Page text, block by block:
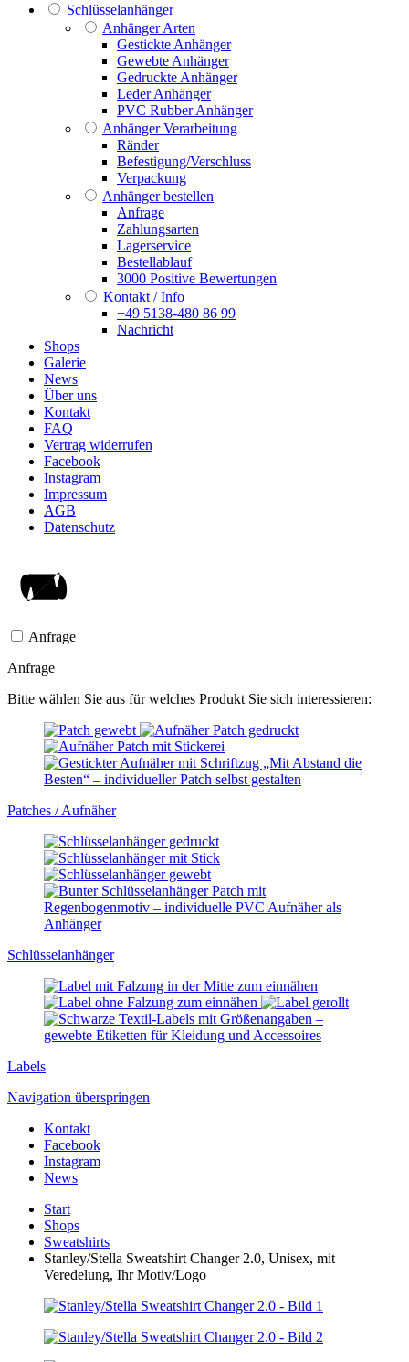
Schlüsselanhänger
Anhänger Arten
Gestickte Anhänger
Gewebte Anhänger
Gedruckte Anhänger
Leder Anhänger
PVC Rubber Anhänger
Anhänger Verarbeitung
Ränder
Befestigung/Verschluss
Verpackung
Anhänger bestellen
Anfrage
Zahlungsarten
Lagerservice
Bestellablauf
3000 Positive Bewertungen
Kontakt / Info
+49 5138-480 86 99
Nachricht
Shops
Galerie
News
Über uns
Kontakt
FAQ
Vertrag widerrufen
Facebook
Instagram
Impressum
AGB
Datenschutz
Anfrage
Anfrage
Bitte wählen Sie aus für welches Produkt Sie sich interessieren:
Patches / Aufnäher
Schlüssel­anhänger
Labels
Navigation überspringen
Kontakt
Facebook
Instagram
News
Start
Shops
Sweatshirts
Stanley/Stella Sweatshirt Changer 2.0, Unisex, mit
Veredelung, Ihr Motiv/Logo